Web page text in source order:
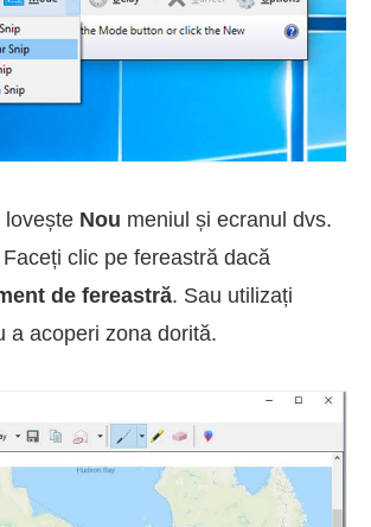
lovește Nou meniul și ecranul dvs.
clic pe fereastră dacă
de fereastră. Sau utilizați
a acoperi zona dorită.